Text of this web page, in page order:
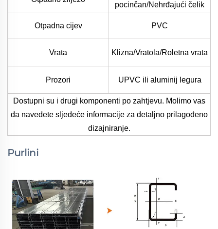
pocinčan/Nehrđajući čelik
Otpadna cijev PVC
Vrata Klizna/Vratola/Roletna vrata
Prozori UPVC ili aluminij legura
Dostupni su i drugi komponenti po zahtjevu. Molimo vas
da navedete sljedeće informacije za detaljno prilagođeno
dizajniranje.
Purlini